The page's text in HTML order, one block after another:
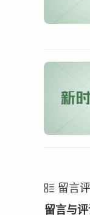
留言
留言与